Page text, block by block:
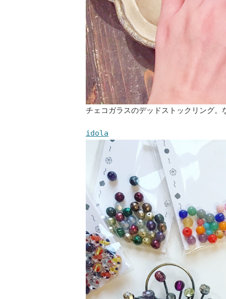
チェコガラスのデッドストックリング
idola